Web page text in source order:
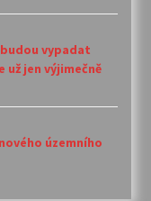
vypadat
jen výjimečně
územního